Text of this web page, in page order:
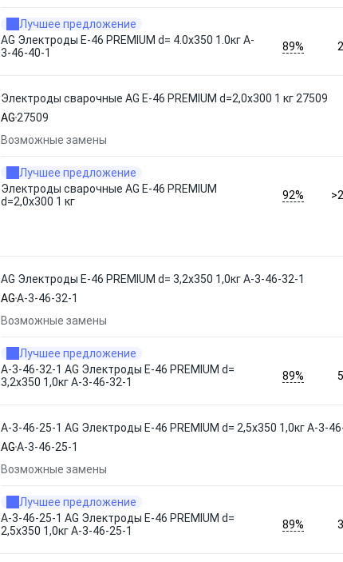
Лучшее предложение
AG Электроды E-46 PREMIUM d= 4.0x350 1.0кг A-
3-46-40-1
89% 2
Электроды сварочные AG E-46 PREMIUM d=2,0x300 1 кг 27509
AG 27509
Возможные замены
Лучшее предложение
Электроды сварочные AG E-46 PREMIUM
d=2,0x300 1 кг
92%
AG Электроды E-46 PREMIUM d= 3,2x350 1,0кг A-3-46-32-1
AGA-3-46-32-1
Возможные замены
Лучшее предложение
A-3-46-32-1 AG Электроды E-46 PREMIUM d=
3,2x350 1,0кг A-3-46-32-1
89% 5
A-3-46-25-1 AG Электроды E-46 PREMIUM d= 2,5x350 1,0кг A-3-
AGA-3-46-25-1
Возможные замены
Лучшее предложение
A-3-46-25-1 AG Электроды E-46 PREMIUM d=
2,5x350 1,0кг A-3-46-25-1
89% 3